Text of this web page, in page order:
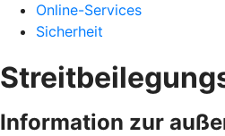
Online-Services
Sicherheit
Information zur